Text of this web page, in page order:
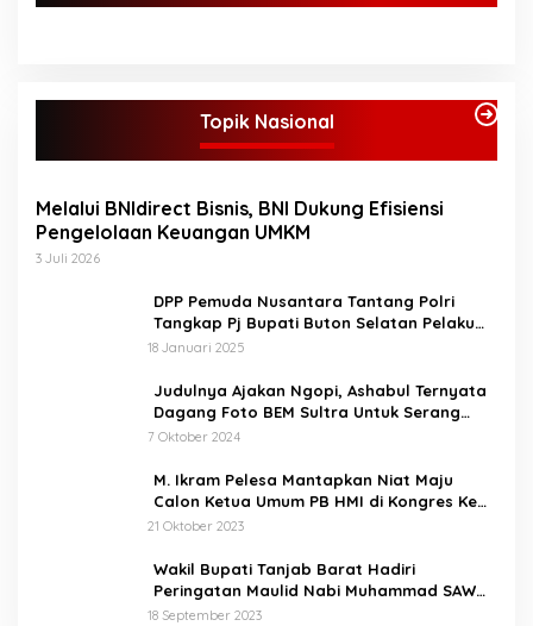
Topik Nasional
Melalui BNIdirect Bisnis, BNI Dukung Efisiensi
Pengelolaan Keuangan UMKM
3 Juli 2026
DPP Pemuda Nusantara Tantang Polri
Tangkap Pj Bupati Buton Selatan Pelaku
Penganiaya Aktvis HMI
18 Januari 2025
Judulnya Ajakan Ngopi, Ashabul Ternyata
Dagang Foto BEM Sultra Untuk Serang
Paslon
7 Oktober 2024
M. Ikram Pelesa Mantapkan Niat Maju
Calon Ketua Umum PB HMI di Kongres Ke
XXXII Pontianak
21 Oktober 2023
Wakil Bupati Tanjab Barat Hadiri
Peringatan Maulid Nabi Muhammad SAW
1445 H di Masjid Darul Falah Senyerang
18 September 2023